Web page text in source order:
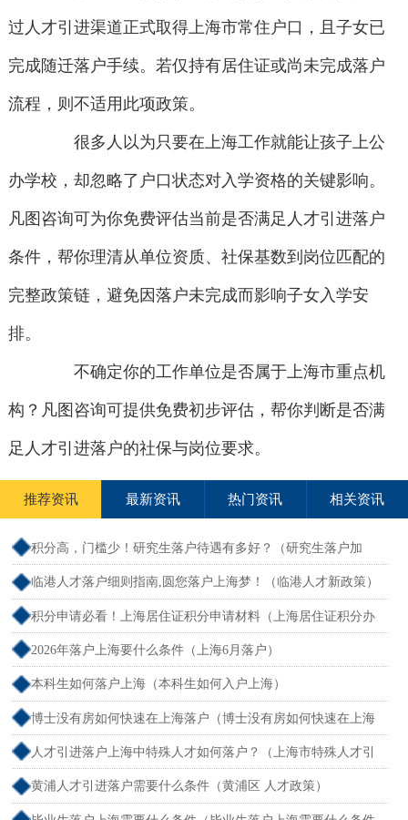
过人才引进渠道正式取得上海市常住户口，且子女已
完成随迁落户手续。若仅持有居住证或尚未完成落户
流程，则不适用此项政策。
很多人以为只要在上海工作就能让孩子上公
办学校，却忽略了户口状态对入学资格的关键影响。
凡图咨询可为你免费评估当前是否满足人才引进落户
条件，帮你理清从单位资质、社保基数到岗位匹配的
完整政策链，避免因落户未完成而影响子女入学安
排。
不确定你的工作单位是否属于上海市重点机
构？凡图咨询可提供免费初步评估，帮你判断是否满
足人才引进落户的社保与岗位要求。
推荐资讯 最新资讯 热门资讯 相关资讯
积分高，门槛少！研究生落户待遇有多好？（研究生落户加
分）
临港人才落户细则指南,圆您落户上海梦！（临港人才新政策）
积分申请必看！上海居住证积分申请材料（上海居住证积分办
理需要什么条件）
2026年落户上海要什么条件（上海6月落户）
本科生如何落户上海（本科生如何入户上海）
博士没有房如何快速在上海落户（博士没有房如何快速在上海
落户呢）
人才引进落户上海中特殊人才如何落户？（上海市特殊人才引
进落户政策2026年）
黄浦人才引进落户需要什么条件（黄浦区 人才政策）